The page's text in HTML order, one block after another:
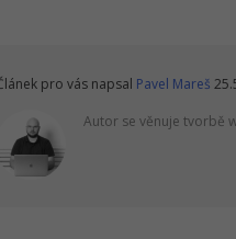
pro vás napsal Pavel Mareš
Autor se věnuje tvorbě